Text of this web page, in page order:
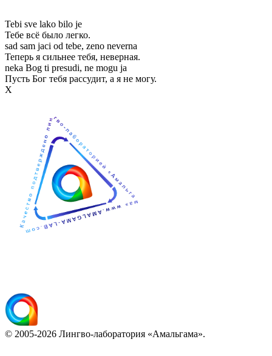
Tebi sve lako bilo je
Тебе всё было легко.
sad sam jaci od tebe, zeno neverna
Теперь я сильнее тебя, неверная.
neka Bog ti presudi, ne mogu ja
Пусть Бог тебя рассудит, а я не могу.
Х
© 2005-2026 Лингво-лаборатория «Амальгама».